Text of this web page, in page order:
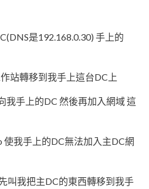
是192.168.0.30) 手上的
站轉移到我手上這台DC上
我手上的DC 然後再加入網域 這
使我手上的DC無法加入主DC網
叫我把主DC的東西轉移到我手